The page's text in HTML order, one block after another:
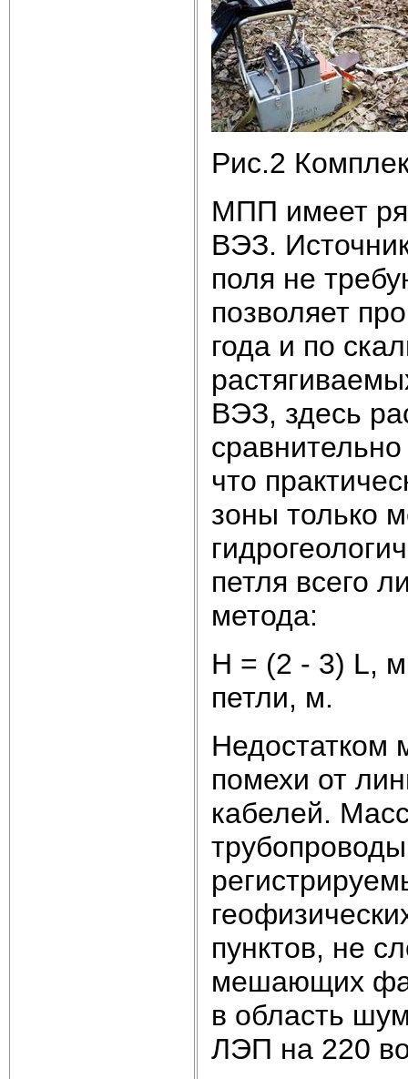
Рис.2
МПП имеет
ВЭЗ.
поля не
позволяет
года и по
ВЭЗ, здесь
что
зоны только
петля всего
метода:
H = (2 - 3) L,
петли, м.
Недостатком
помехи от
кабелей.
пунктов, не
мешающих
в область
ЛЭП на 220